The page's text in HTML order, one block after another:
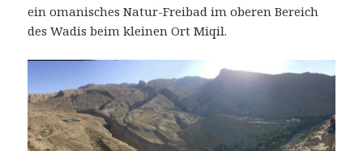
ein omanisches Natur-Freibad im oberen Bereich
des Wadis beim kleinen Ort Miqil.